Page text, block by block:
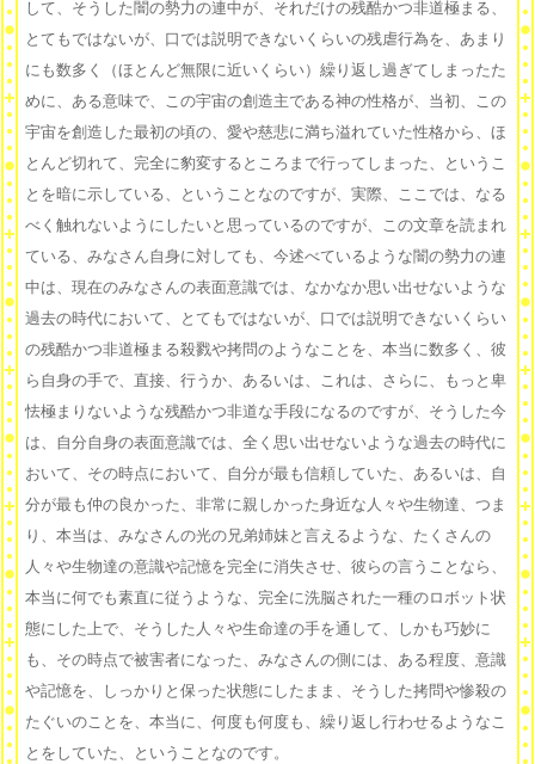
して、そうした闇の勢力の連中が、それだけの残酷かつ非道極まる、
とてもではないが、口では説明できないくらいの残虐行為を、あまり
にも数多く（ほとんど無限に近いくらい）繰り返し過ぎてしまったた
めに、ある意味で、この宇宙の創造主である神の性格が、当初、この
宇宙を創造した最初の頃の、愛や慈悲に満ち溢れていた性格から、ほ
とんど切れて、完全に豹変するところまで行ってしまった、というこ
とを暗に示している、ということなのですが、実際、ここでは、なる
べく触れないようにしたいと思っているのですが、この文章を読まれ
ている、みなさん自身に対しても、今述べているような闇の勢力の連
中は、現在のみなさんの表面意識では、なかなか思い出せないような
過去の時代において、とてもではないが、口では説明できないくらい
の残酷かつ非道極まる殺戮や拷問のようなことを、本当に数多く、彼
ら自身の手で、直接、行うか、あるいは、これは、さらに、もっと卑
怯極まりないような残酷かつ非道な手段になるのですが、そうした今
は、自分自身の表面意識では、全く思い出せないような過去の時代に
おいて、その時点において、自分が最も信頼していた、あるいは、自
分が最も仲の良かった、非常に親しかった身近な人々や生物達、つま
り、本当は、みなさんの光の兄弟姉妹と言えるような、たくさんの
人々や生物達の意識や記憶を完全に消失させ、彼らの言うことなら、
本当に何でも素直に従うような、完全に洗脳された一種のロボット状
態にした上で、そうした人々や生命達の手を通して、しかも巧妙に
も、その時点で被害者になった、みなさんの側には、ある程度、意識
や記憶を、しっかりと保った状態にしたまま、そうした拷問や惨殺の
たぐいのことを、本当に、何度も何度も、繰り返し行わせるようなこ
とをしていた、ということなのです。